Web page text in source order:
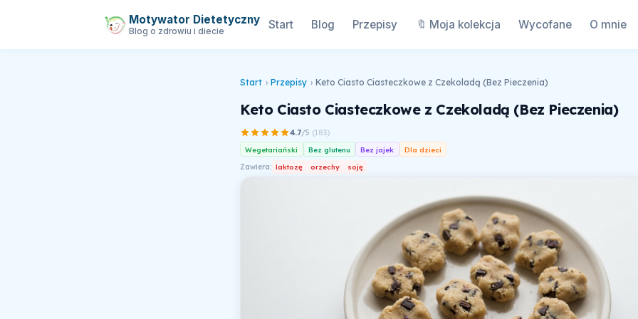
Motywator Dietetyczny
Blog o zdrowiu i diecie Start Blog Przepisy 🔖 Moja kolekcja Wycofane O mnie
Start › Przepisy › Keto Ciasto Ciasteczkowe z Czekoladą (Bez Pieczenia)
Keto Ciasto Ciasteczkowe z Czekoladą (Bez Pieczenia)
4.7/5 (183)
Wegetariański Bez glutenu Bez jajek Dla dzieci
Zawiera: laktozę orzechy soję